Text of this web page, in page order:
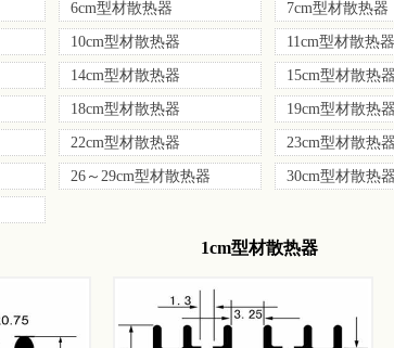
6cm型材散热器 7cm型材散热器
10cm型材散热器 11cm型材散热器
14cm型材散热器 15cm型材散热器
18cm型材散热器 19cm型材散热器
22cm型材散热器 23cm型材散热器
26～29cm型材散热器 30cm型材散热器
1cm型材散热器